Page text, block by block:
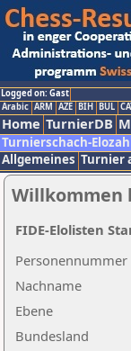
Logged on: Gast
Arabic ARM AZE BIH BUL
Home TurnierDB
Turnierschach-
Allgemeines Turnier
Willkommen
Nachname
Ebene
Personennummer
Bundesland
FIDE-Elolisten